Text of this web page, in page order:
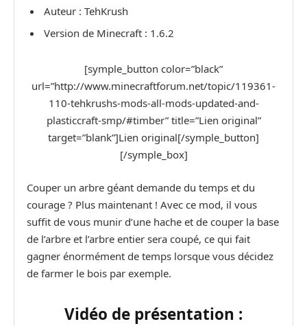
Auteur : TehKrush
Version de Minecraft : 1.6.2
[symple_button color=”black”
url=”http://www.minecraftforum.net/topic/119361-
110-tehkrushs-mods-all-mods-updated-and-
plasticcraft-smp/#timber” title=”Lien original”
target=”blank”]Lien original[/symple_button]
[/symple_box]
Couper un arbre géant demande du temps et du
courage ? Plus maintenant ! Avec ce mod, il vous
suffit de vous munir d’une hache et de couper la base
de l’arbre et l’arbre entier sera coupé, ce qui fait
gagner énormément de temps lorsque vous décidez
de farmer le bois par exemple.
Vidéo de présentation :